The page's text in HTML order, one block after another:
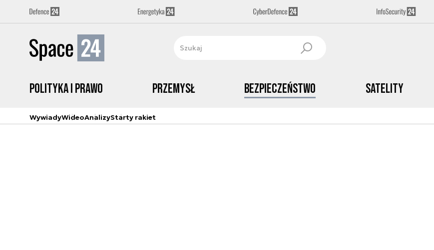
Polityka i prawo Przemysł Bezpieczeństwo Satelity
WywiadyWideoAnalizyStarty rakiet